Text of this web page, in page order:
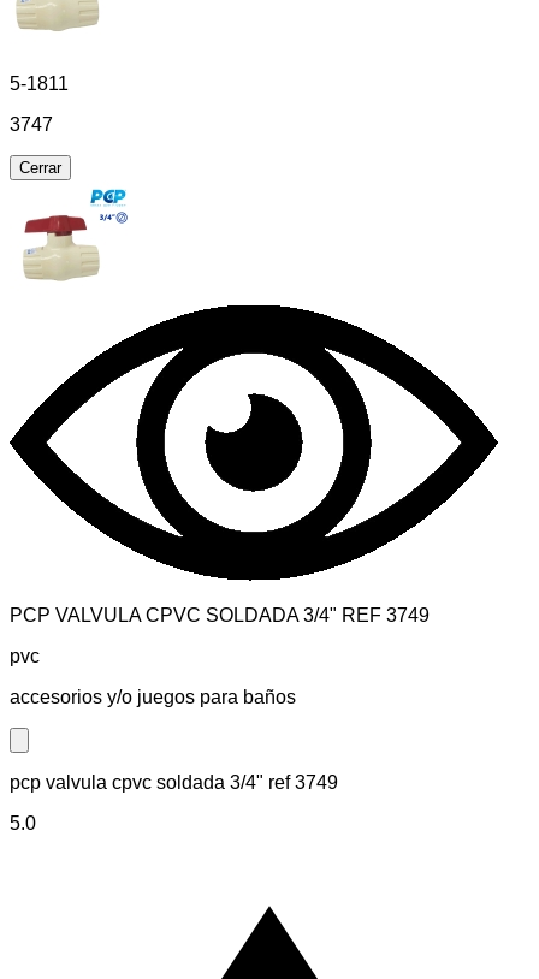
5-1811
3747
Cerrar
PCP VALVULA CPVC SOLDADA 3/4" REF 3749
pvc
accesorios y/o juegos para baños
Close modal
pcp valvula cpvc soldada 3/4" ref 3749
5.0